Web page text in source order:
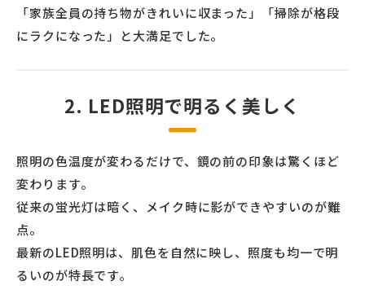
「家族全員の持ち物がきれいに収まった」「掃除が格段
にラクになった」と大満足でした。
2. LED照明で明るく美しく
照明の色温度が変わるだけで、鏡の前の印象は驚くほど
変わります。
従来の蛍光灯は暗く、メイク時に影ができやすいのが難
点。
最新のLED照明は、肌色を自然に映し、照度も均一で明
るいのが特長です。